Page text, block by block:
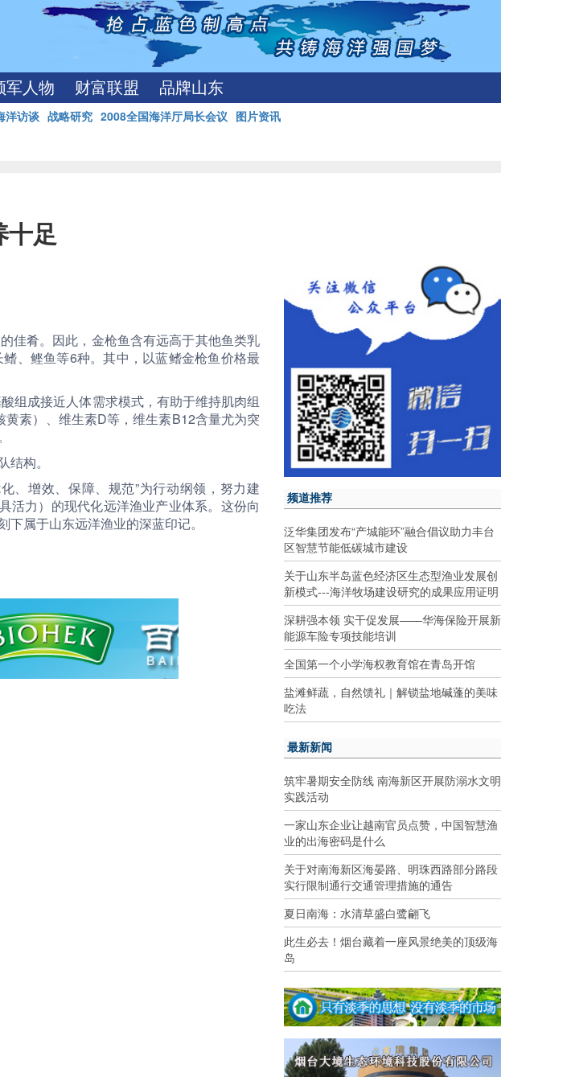
军人物 财富联盟 品牌山东
洋访谈 战略研究 2008全国海洋厅局长会议 图片资讯
十足
佳肴。因此，金枪鱼含有远高于其他鱼类乳
、鲣鱼等6种。其中，以蓝鳍金枪鱼价格最
组成接近人体需求模式，有助于维持肌肉组
素）、维生素D等，维生素B12含量尤为突
构。
、增效、保障、规范”为行动纲领，努力建
活力）的现代化远洋渔业产业体系。这份向
属于山东远洋渔业的深蓝印记。
频道推荐
泛华集团发布“产城能环”融合倡议助力丰台
区智慧节能低碳城市建设
关于山东半岛蓝色经济区生态型渔业发展创
新模式---海洋牧场建设研究的成果应用证明
深耕强本领 实干促发展——华海保险开展新
能源车险专项技能培训
全国第一个小学海权教育馆在青岛开馆
盐滩鲜蔬，自然馈礼｜解锁盐地碱蓬的美味
吃法
最新新闻
筑牢暑期安全防线 南海新区开展防溺水文明
实践活动
一家山东企业让越南官员点赞，中国智慧渔
业的出海密码是什么
关于对南海新区海晏路、明珠西路部分路段
实行限制通行交通管理措施的通告
夏日南海：水清草盛白鹭翩飞
此生必去！烟台藏着一座风景绝美的顶级海
岛